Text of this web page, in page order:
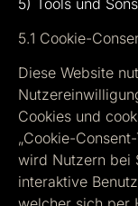
5.1 Cookie-
Diese Website
Cookies und
„Cookie-
wird Nutzern bei
interaktive